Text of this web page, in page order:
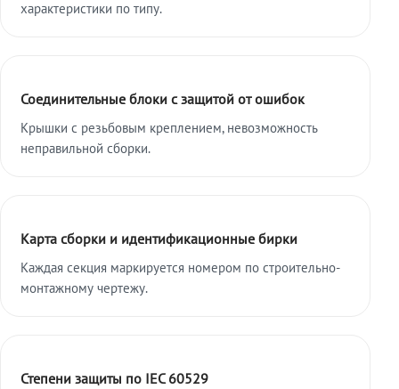
характеристики по типу.
Соединительные блоки с защитой от ошибок
Крышки с резьбовым креплением, невозможность
неправильной сборки.
Карта сборки и идентификационные бирки
Каждая секция маркируется номером по строительно-
монтажному чертежу.
Степени защиты по IEC 60529